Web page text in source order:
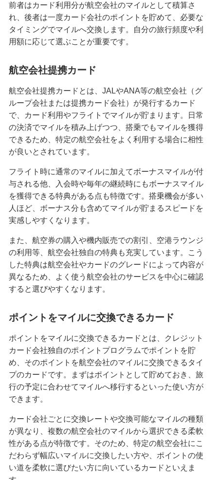
クレジットカードのゴールドとは？特徴や発行条
件、保有するメリット、選び方を解説
要性や役立つシーン、選び方を解説
クレジットカードの名義変更のタイミングは？方
法や変更しないリスク等を解説
クレジットカード決済の返金対応とは？手続きの
流れやタイミング、注意点を解説
クレジットカードの引き落とし口座を変更する方
法とは？選び方や注意点も紹介
クレジットカードとデビットカードの違いは？メ
リット・デメリットや使い分け方を解説
クレジットカード決済で領収書は発行できる？代
わりの書類や注意点も解説
クレジットカードが作れない原因とは？審査に落
ちた場合の対処法や代替カードを紹介
クレジットカードの3Dセキュアとは？決済方法、
導入のメリットや注意点を解説
クレジットカードの家族カードとは？発行条件や
メリット・デメリット等を解説
クレジットカードの残高不足は1回目でも信用情報
に影響する？対処法やリスクを解説
クレジットカードのランクとは？上げる方法やハ
イクラスのメリット・注意点も解説
クレジットカード引き落としの時間は？当日入金
の注意点や遅れたときの対処法も紹介
前者はカード利用分が航空会社のマイルとして積算さ
れ、後者は一度カード会社のポイントを貯めて、必要な
タイミングでマイルへ交換します。自分の旅行頻度や利
用額に応じて選ぶことが重要です。
航空会社提携カード
航空会社提携カードとは、JALやANA等の航空会社（グ
ループ会社または提携カード会社）が発行するカード
で、カード利用やフライトでマイルが貯まります。日常
の決済でマイルを積み上げつつ、搭乗でもマイルを獲得
できるため、特定の航空会社をよく利用する場合に相性
が良いとされています。
フライト時に通常のマイルに加えてボーナスマイルが付
与される他、入会時や毎年の継続時にもボーナスマイル
を獲得できる特典がある点も特徴です。搭乗機会が多い
人ほど、ボーナス分も含めてマイルが貯まるスピードを
実感しやすくなります。
また、航空券の購入や機内販売での割引、空港ラウンジ
の利用等、航空会社独自の特典も充実しています。こう
した特典は航空会社やカードのグレードによって内容が
異なるため、よく使う航空会社のサービスを中心に確認
すると選びやすくなります。
ポイントをマイルに交換できるカード
ポイントをマイルに交換できるカードとは、クレジット
カード会社独自のポイントプログラムでポイントを貯
め、そのポイントを航空会社のマイルに交換できるタイ
プのカードです。まずはポイントとして貯めておき、旅
行の予定に合わせてマイルへ移行するといった使い方が
できます。
カード会社ごとに交換レートや交換可能なマイルの種類
が異なり、複数の航空会社のマイルから選択できる柔軟
性がある点が特徴です。そのため、特定の航空会社にこ
だわらず幅広いマイルに交換したい方や、ポイントの使
い道を柔軟に選びたい方に向いているカードといえま